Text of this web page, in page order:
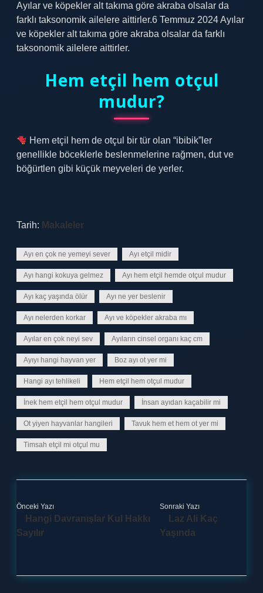
Ayılar ve köpekler alt takıma göre akraba olsalar da
farklı taksonomik ailelere aittirler.6 Temmuz 2024 Ayılar
ve köpekler alt takıma göre akraba olsalar da farklı
taksonomik ailelere aittirler.
Hem etçil hem otçul
mudur?
Hem etçil hem de otçul bir tür olan “ibibik”ler
genellikle böceklerle beslenmelerine rağmen, dut ve
böğürtlen gibi küçük meyveleri de yerler.
Tarih: Makaleler
Ayı en çok ne yemeyi sever Ayı etçil midir
Ayı hangi kokuya gelmez Ayı hem etçil hemde otçul mudur
Ayı kaç yaşında ölür Ayı ne yer beslenir
Ayı nelerden korkar Ayı ve köpekler akraba mı
Ayılar en çok neyi sev Ayıların cinsel organı kaç cm
Ayıyı hangi hayvan yer Boz ayı ot yer mi
Hangi ayı tehlikeli Hem etçil hem otçul mudur
İnek hem etçil hem otçul mudur İnsan ayıdan kaçabilir mi
Ot yiyen hayvanlar hangileri Tavuk hem et hem ot yer mi
Timsah etçil mi otçul mu
Önceki Yazı
Hangi Davranışlar Kul Hakkı
Sayılır
Sonraki Yazı
Laz Ali Kaç
Yaşında